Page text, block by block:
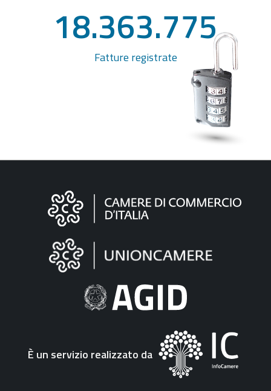
18.363.775
Fatture registrate
Informazioni
"Fattura
Elettronica"
È un servizio realizzato da